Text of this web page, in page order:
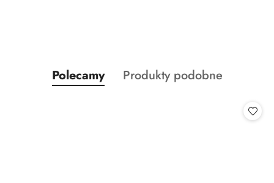
Pomiń karuzelę produktów
Produkty
o
Polecamy
Produkty
Produkty podobne